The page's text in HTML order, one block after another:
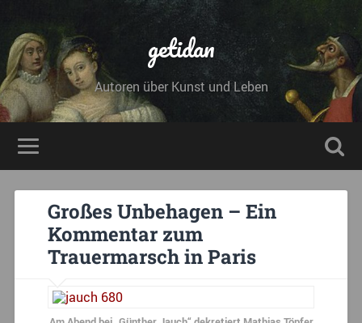
getidan
Autoren über Kunst und Leben
Großes Unbehagen – Ein
Kommentar zum
Trauermarsch in Paris